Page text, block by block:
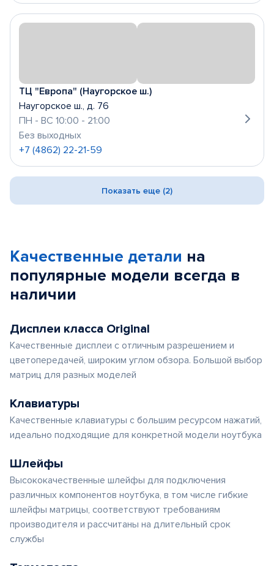
ТЦ "Европа" (Наугорское ш.)
Наугорское ш., д. 76
ПН - ВС 10:00 - 21:00
Без выходных
+7 (4862) 22-21-59
Показать еще (2)
Качественные детали на
популярные модели всегда в
наличии
Дисплеи класса Original
Качественные дисплеи с отличным разрешением и
цветопередачей, широким углом обзора. Большой выбор
матриц для разных моделей
Клавиатуры
Качественные клавиатуры с большим ресурсом нажатий,
идеально подходящие для конкретной модели ноутбука
Шлейфы
Высококачественные шлейфы для подключения
различных компонентов ноутбука, в том числе гибкие
шлейфы матрицы, соответствуют требованиям
производителя и рассчитаны на длительный срок
службы